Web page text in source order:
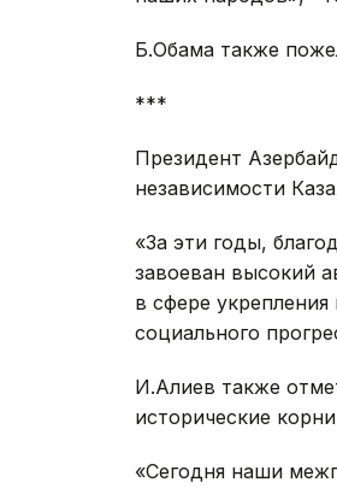
Б.Обама также
***
Президент
независимости
«За эти годы,
завоеван высокий
в сфере укрепления
социального
И.Алиев также
исторические
«Сегодня наши